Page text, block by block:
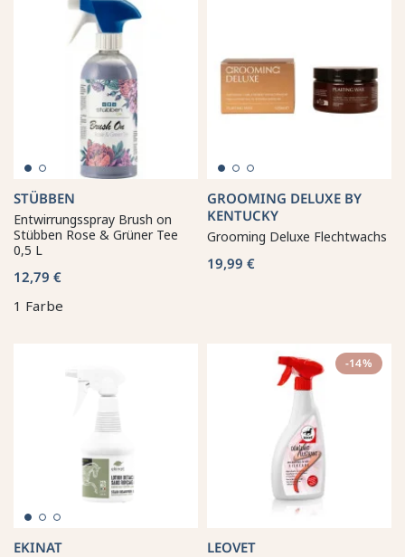
STÜBBEN
Entwirrungsspray Brush on
Stübben Rose & Grüner Tee
0,5 L
12,79 €
1 Farbe
GROOMING DELUXE BY
KENTUCKY
Grooming Deluxe Flechtwachs
19,99 €
EKINAT
-14%
LEOVET